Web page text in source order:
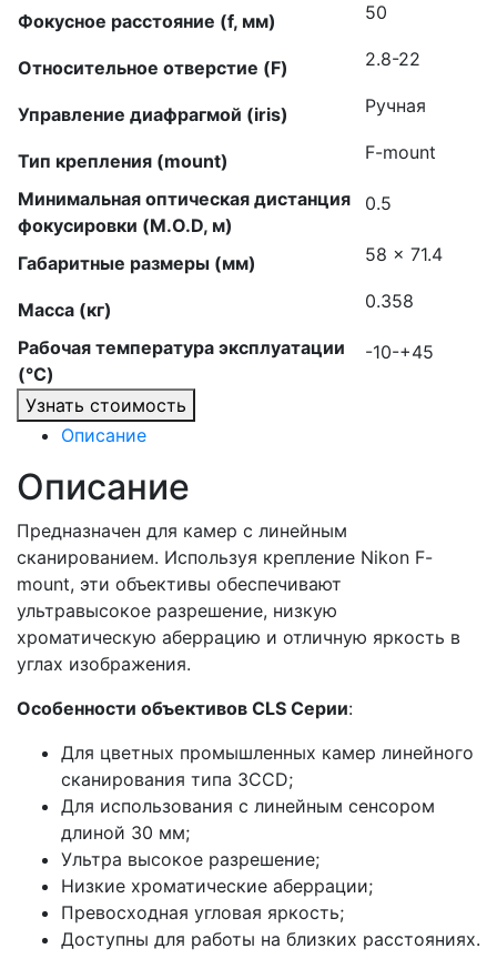
Фокусное расстояние (f, мм) 50
Относительное отверстие (F) 2.8-22
Управление диафрагмой (iris) Ручная
Тип крепления (mount) F-mount
Минимальная оптическая дистанция
фокусировки (M.O.D, м)
0.5
Габаритные размеры (мм) 58 × 71.4
Масса (кг) 0.358
Рабочая температура эксплуатации
(°C)
-10-+45
Узнать стоимость
Описание
Описание
Предназначен для камер с линейным
сканированием. Используя крепление Nikon F-
mount, эти объективы обеспечивают
ультравысокое разрешение, низкую
хроматическую аберрацию и отличную яркость в
углах изображения.
Особенности объективов CLS Серии:
Для цветных промышленных камер линейного
сканирования типа 3CCD;
Для использования с линейным сенсором
длиной 30 мм;
Ультра высокое разрешение;
Низкие хроматические аберрации;
Превосходная угловая яркость;
Доступны для работы на близких расстояниях.